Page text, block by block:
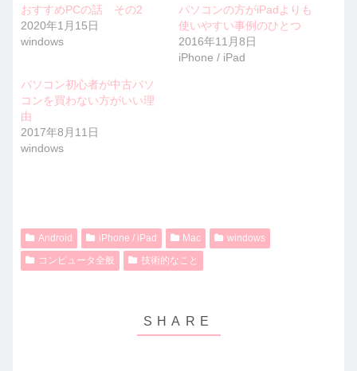
おすすめPCの話 その2
2020年1月15日
windows
パソコンの方がiPadよりも
使いやすい事例のひとつ
2016年11月8日
iPhone / iPad
パソコン初心者が中古パソ
コンを買わない方がいい理
由
2017年8月11日
windows
Android iPhone / iPad Mac
windows
コンピュータ全般
技術的なこと